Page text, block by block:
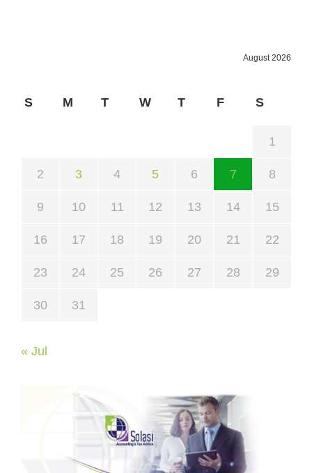
August 2026
S M T W T F S
1
2 3 4 5 6 7 8
9 10 11 12 13 14 15
16 17 18 19 20 21 22
23 24 25 26 27 28 29
30 31
« Jul